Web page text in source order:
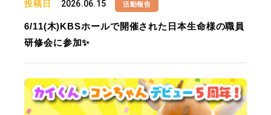
投稿日 2026.06.15 活動報告
6/11(木)KBSホールで開催された日本生命様の職員
研修会に参加✨